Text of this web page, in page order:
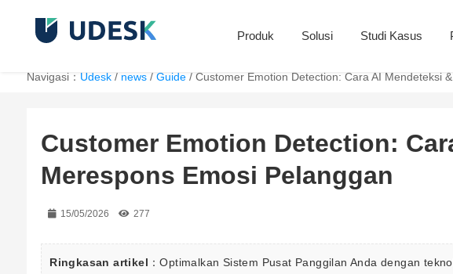
Produk Solusi Studi Kasus
Navigasi： Udesk/ news/ Guide/ Customer Emotion Detection: Cara AI Mendeteksi
Customer Emotion Detection:
Merespons Emosi Pelanggan
15/05/2026 277
Ringkasan artikel ：Optimalkan Sistem Pusat Panggilan Anda dengan